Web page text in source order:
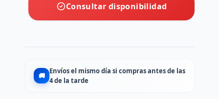
Consultar disponibilidad
🚚
Envíos el mismo día si compras antes de las
4 de la tarde